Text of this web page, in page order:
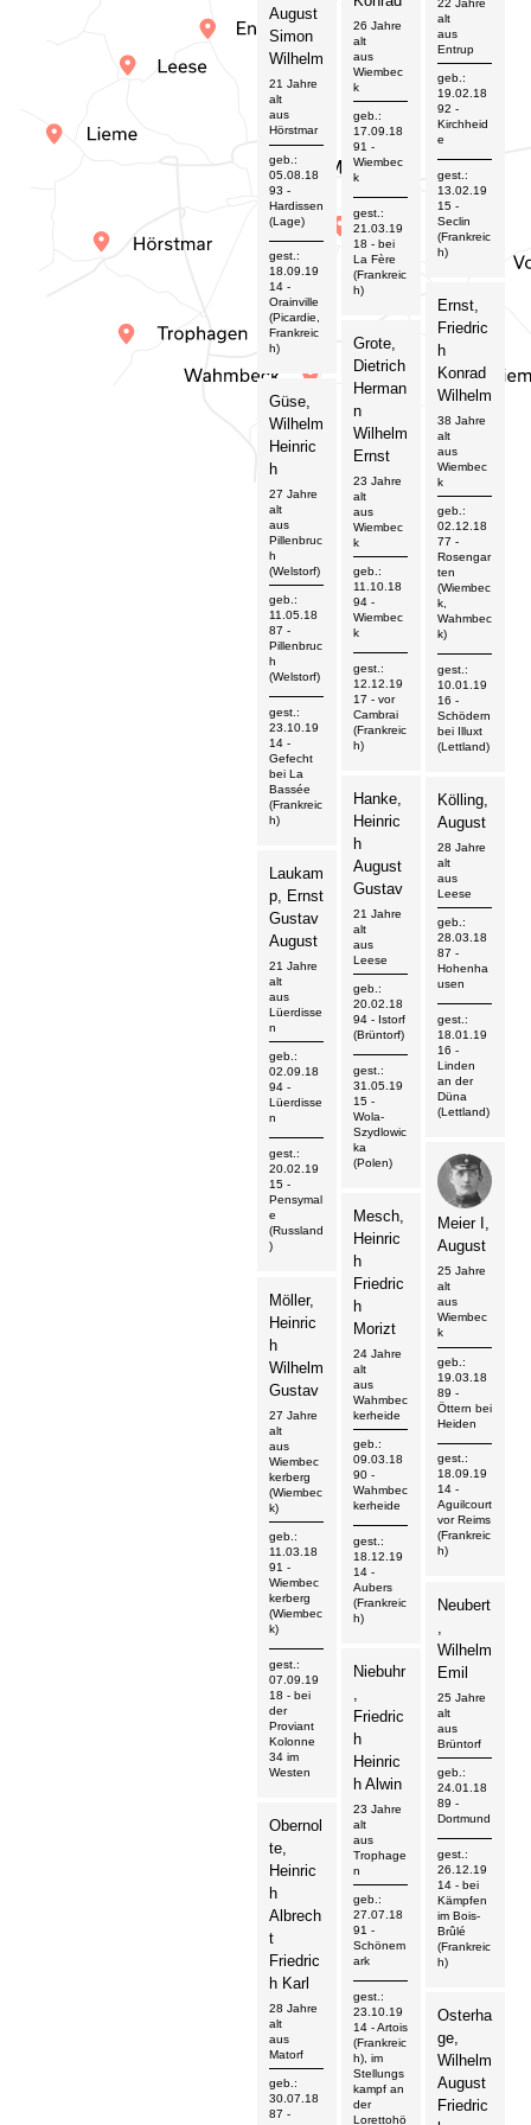
August
Simon
Wilhelm
21 Jahre
alt
aus
Hörstmar
geb.:
05.08.18
93 -
Hardissen
(Lage)
gest.:
18.09.19
14-
Orainville
(Picardie,
Frankreic
h)
26 Jahre
alt
aus
Wiembec
k
geb.:
17.09.18
91 -
Wiembec
k
gest.:
21.03.19
18 - bei
La Fère
(Frankreic
h)
22 Jahre
alt
aus
Entrup
geb.:
19.02.18
92 -
Kirchheid
e
gest.:
13.02.19
15-
Seclin
(Frankreic
h)
Ernst,
Friedric
h
Konrad
Wilhelm
38 Jahre
alt
aus
Wiembec
k
geb.:
02.12.18
77 -
Rosengar
ten
(Wiembec
k,
Wahmbec
k)
gest.:
10.01.19
16 -
Schödern
bei Illuxt
(Lettland)
Grote,
Dietrich
Herman
n
Wilhelm
Ernst
23 Jahre
alt
aus
Wiembec
k
geb.:
11.10.18
94-
Wiembec
k
gest.:
12.12.19
17 - vor
Cambrai
(Frankreic
h)
Güse,
Wilhelm
Heinric
h
27 Jahre
alt
aus
Pillenbruc
h
(Welstorf)
geb.:
11.05.18
87 -
Pillenbruc
h
(Welstorf)
gest.:
23.10.19
14-
Gefecht
bei La
Bassée
(Frankreic
h)
Hanke,
Heinric
h
August
Gustav
21 Jahre
alt
aus
Leese
geb.:
20.02.18
94- Istorf
(Brüntorf)
gest.:
31.05.19
15-
Wola-
Szydlowic
ka
(Polen)
Kölling,
August
28 Jahre
alt
aus
Leese
geb.:
28.03.18
87 -
Hohenha
usen
gest.:
18.01.19
16 -
Linden
an der
Düna
(Lettland)
Laukam
p, Ernst
Gustav
August
21 Jahre
alt
aus
Lüerdisse
n
geb.:
02.09.18
94-
Lüerdisse
n
gest.:
20.02.19
15-
Pensymal
e
(Russland
)
Meier I,
August
25 Jahre
alt
aus
Wiembec
k
geb.:
19.03.18
89 -
Öttern bei
Heiden
gest.:
18.09.19
14-
Aguilcourt
vor Reims
(Frankreic
h)
Mesch,
Heinric
h
Friedric
h
Morizt
24 Jahre
alt
aus
Wahmbec
kerheide
geb.:
09.03.18
90-
Wahmbec
kerheide
gest.:
18.12.19
14-
Aubers
(Frankreic
h)
Möller,
Heinric
h
Wilhelm
Gustav
27 Jahre
alt
aus
Wiembec
kerberg
(Wiembec
k)
geb.:
11.03.18
91 -
Wiembec
kerberg
(Wiembec
k)
gest.:
07.09.19
18 - bei
der
Proviant
Kolonne
34 im
Westen
Neubert
,
Wilhelm
Emil
25 Jahre
alt
aus
Brüntorf
geb.:
24.01.18
89 -
Dortmund
gest.:
26.12.19
14- bei
Kämpfen
im Bois-
Brûlé
(Frankreic
h)
Niebuhr
,
Friedric
h
Heinric
h Alwin
23 Jahre
alt
aus
Trophage
n
geb.:
27.07.18
91 -
Schönem
ark
gest.:
23.10.19
14- Artois
(Frankreic
h), im
Stellungs
kampf an
der
Lorettohö
Obernol
te,
Heinric
h
Albrech
t
Friedric
h Karl
28 Jahre
alt
aus
Matorf
geb.:
30.07.18
87 -
Osterha
ge,
Wilhelm
August
Friedric